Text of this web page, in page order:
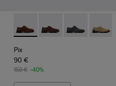
Pix - K101076-005 -
Pix - K101076-010
Pix - Pix -
Pix
90 €
150 € -40%